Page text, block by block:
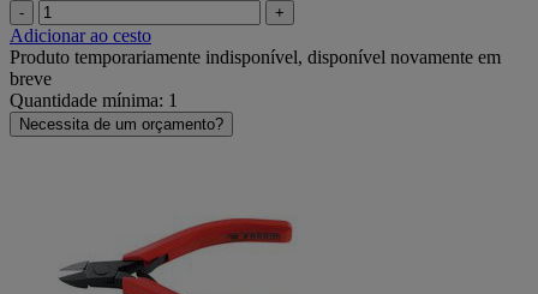
- +
Adicionar ao cesto
Produto temporariamente indisponível, disponível novamente em
breve
Quantidade mínima: 1
Necessita de um orçamento?